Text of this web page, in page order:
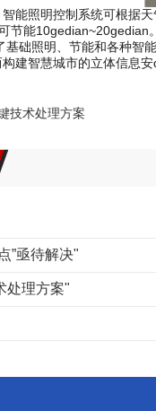
照明控制系统可根据天
节能10gedian~20gedian。
照明、节能和各种智能
建智慧城市的立体信息安
技术处理方案
”亟待解决"
处理方案"